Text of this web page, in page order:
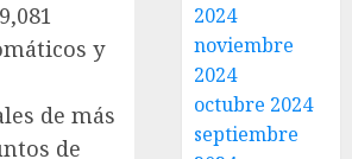
y
de más
de
2024
noviembre
2024
octubre 2024
septiembre